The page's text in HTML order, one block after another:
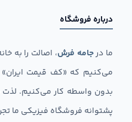
درباره فروشگاه
ما درجامه فرش، اصالت را به
می‌کنیم که «کف قیمت
بدون واسطه کار می‌کنیم. لذت
پشتوانه فروشگاه فیزیکی ما